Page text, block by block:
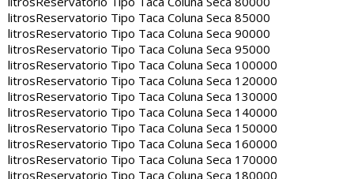
litrosReservatorio Tipo Taca Coluna Seca 85000
litrosReservatorio Tipo Taca Coluna Seca 90000
litrosReservatorio Tipo Taca Coluna Seca 95000
litrosReservatorio Tipo Taca Coluna Seca 100000
litrosReservatorio Tipo Taca Coluna Seca 120000
litrosReservatorio Tipo Taca Coluna Seca 130000
litrosReservatorio Tipo Taca Coluna Seca 140000
litrosReservatorio Tipo Taca Coluna Seca 150000
litrosReservatorio Tipo Taca Coluna Seca 160000
litrosReservatorio Tipo Taca Coluna Seca 170000
litrosReservatorio Tipo Taca Coluna Seca 180000